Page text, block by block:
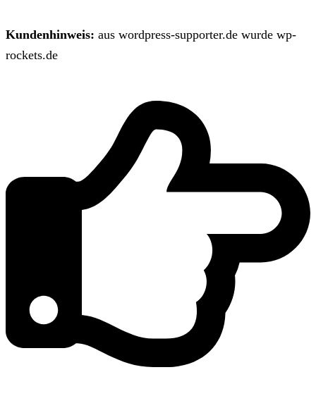
Kundenhinweis: aus wordpress-supporter.de wurde wp-
rockets.de